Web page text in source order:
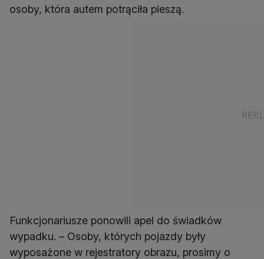
osoby, która autem potrąciła pieszą.
Funkcjonariusze ponowili apel do świadków
wypadku. – Osoby, których pojazdy były
wyposażone w rejestratory obrazu, prosimy o